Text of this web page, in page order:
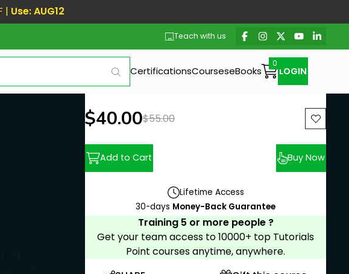
| Use: AUG12
Teach with us
CertificationsCourseseBooks LOGIN
New price:
$40.00Previous price:
$55.00
Add to Cart Buy Now
Lifetime Access
30-days Money-Back Guarantee
Training 5 or more people ?
Get your team access to 10000+ top Tutorials
Point courses anytime, anywhere.